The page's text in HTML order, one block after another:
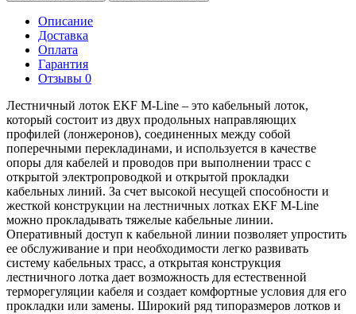
Описание
Доставка
Оплата
Гарантия
Отзывы 0
Лестничный лоток EKF М-Line – это кабельный лоток,
который состоит из двух продольных направляющих
профилей (лонжеронов), соединенных между собой
поперечными перекладинами, и используется в качестве
опоры для кабелей и проводов при выполнении трасс с
открытой электропроводкой и открытой прокладки
кабельных линий. За счет высокой несущей способности и
жесткой конструкции на лестничных лотках EKF М-Line
можно прокладывать тяжелые кабельные линии.
Оперативный доступ к кабельной линии позволяет упростить
ее обслуживание и при необходимости легко развивать
систему кабельных трасс, а открытая конструкция
лестничного лотка дает возможность для естественной
терморегуляции кабеля и создает комфортные условия для его
прокладки или замены. Широкий ряд типоразмеров лотков и